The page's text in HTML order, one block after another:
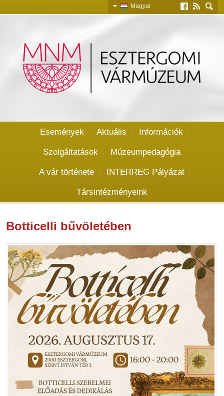
Magyar
Események Aktuális Információk
Szolgáltatások Múzeumpedagógia
A vár története INTERREG Pályázat
Társintézményeink
Botticelli bűvöletében